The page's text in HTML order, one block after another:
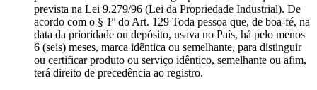
prevista na Lei 9.279/96 (Lei da Propriedade Industrial). De
acordo com o § 1º do Art. 129 Toda pessoa que, de boa-fé, na
data da prioridade ou depósito, usava no País, há pelo menos
6 (seis) meses, marca idêntica ou semelhante, para distinguir
ou certificar produto ou serviço idêntico, semelhante ou afim,
terá direito de precedência ao registro.